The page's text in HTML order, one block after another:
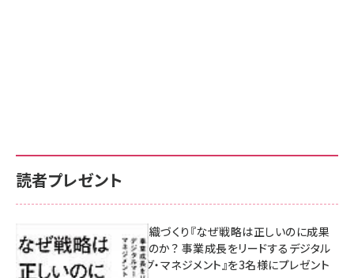
読者プレゼント
成果を生む組織づくり『なぜ戦略は正しいのに成果
があがらないのか？ 事業成長をリードするデジタル
マーケティング・マネジメント』を3名様にプレゼント